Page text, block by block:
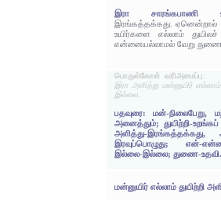
இரா
இரங்கத்தக்கது. ஏனென்றால்
உயிர்களை எல்லாம்
என்னையல்லாமல் வேறு துணை
பொருள்கோள் வரிஅமைப்பு:
இரா அளித்து மன்னுயிர்
இல்லை.
பதவுரை: மன்-நிலைபேறு,
அனைத்தும்; துயிற்றி-
அளித்து-
இரவுப்பொழுது; என்-
இல்லை-இல்லை; துணை-
மன்னுயிர் எல்லாம் துயிற்றி